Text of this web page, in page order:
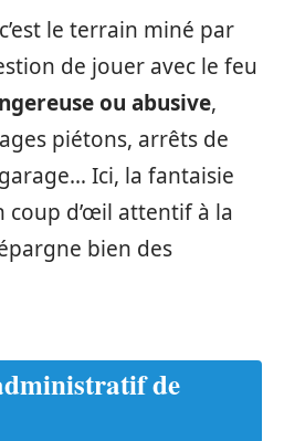
le terrain miné par
de jouer avec le feu
ou abusive,
piétons, arrêts de
Ici, la fantaisie
coup d’œil attentif à la
bien des
de